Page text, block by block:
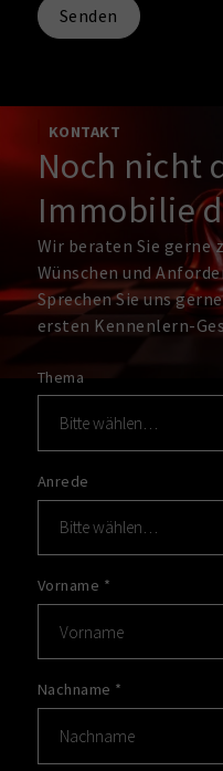
Senden
KONTAKT
Noch nicht
Immobilie
Wir beraten Sie gerne
Wünschen und
Sprechen Sie uns
ersten Kennenlern-
Thema
Anrede
Vorname *
Nachname *